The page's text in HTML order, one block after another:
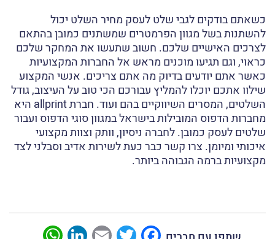
כשאתם בודקים לגבי שלט לעסק מחיר השלט יכול
להשתנות בשל מגוון הפרמטרים שמשתנים כמובן בהתאם
לצרכים האישיים שלכם. חשוב שתעשו את המחקר שלכם
כראוי, וגם תגיעו מוכנים מראש אל החברות המקצועיות
כאשר אתם יודעים בדיוק מה אתם צריכים. אנשי המקצוע
שילוו אתכם יוכלו להמליץ עבורכם הכי טוב על העיצוב, גודל
השלטים, המסרים השיווקיים בהם ועוד. חברת allprint היא
מחברות הדפוס המובילות בישראל במגוון סוגי הדפוס ועבור
שלטים לעסק כמובן. לחברה ניסיון, וותק וצוות מקצועי
איכותי ומיומן. צרו קשר כבר כעת לשירות אדיב וסבלני לצד
מקצועיות ברמה הגבוהה ביותר.